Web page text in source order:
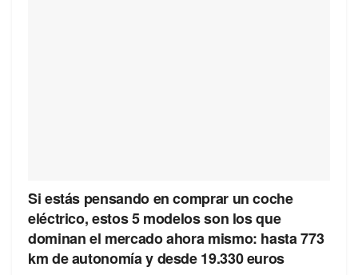
Si estás pensando en comprar un coche
eléctrico, estos 5 modelos son los que
dominan el mercado ahora mismo: hasta 773
km de autonomía y desde 19.330 euros